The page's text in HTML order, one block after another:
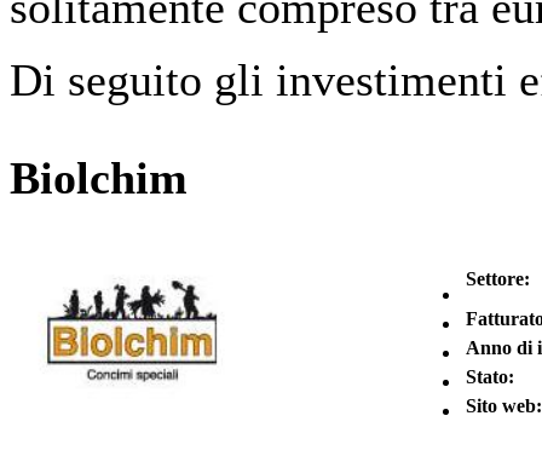
Di seguito gli investimenti
Biolchim
Settore:
Anno di
Stato:
Sito web: